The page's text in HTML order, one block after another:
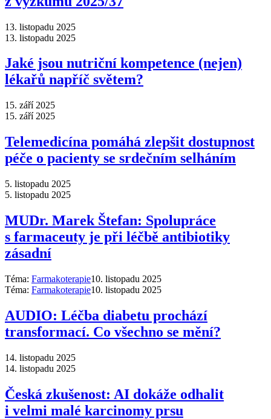
13. listopadu 2025
13. listopadu 2025
Jaké jsou nutriční kompetence (nejen)
lékařů napříč světem?
15. září 2025
15. září 2025
Telemedicína pomáhá zlepšit dostupnost
péče o pacienty se srdečním selháním
5. listopadu 2025
5. listopadu 2025
MUDr. Marek Štefan: Spolupráce
s farmaceuty je při léčbě antibiotiky
zásadní
Téma: Farmakoterapie10. listopadu 2025
Téma: Farmakoterapie10. listopadu 2025
AUDIO: Léčba diabetu prochází
transformací. Co všechno se mění?
14. listopadu 2025
14. listopadu 2025
Česká zkušenost: AI dokáže odhalit
i velmi malé karcinomy prsu